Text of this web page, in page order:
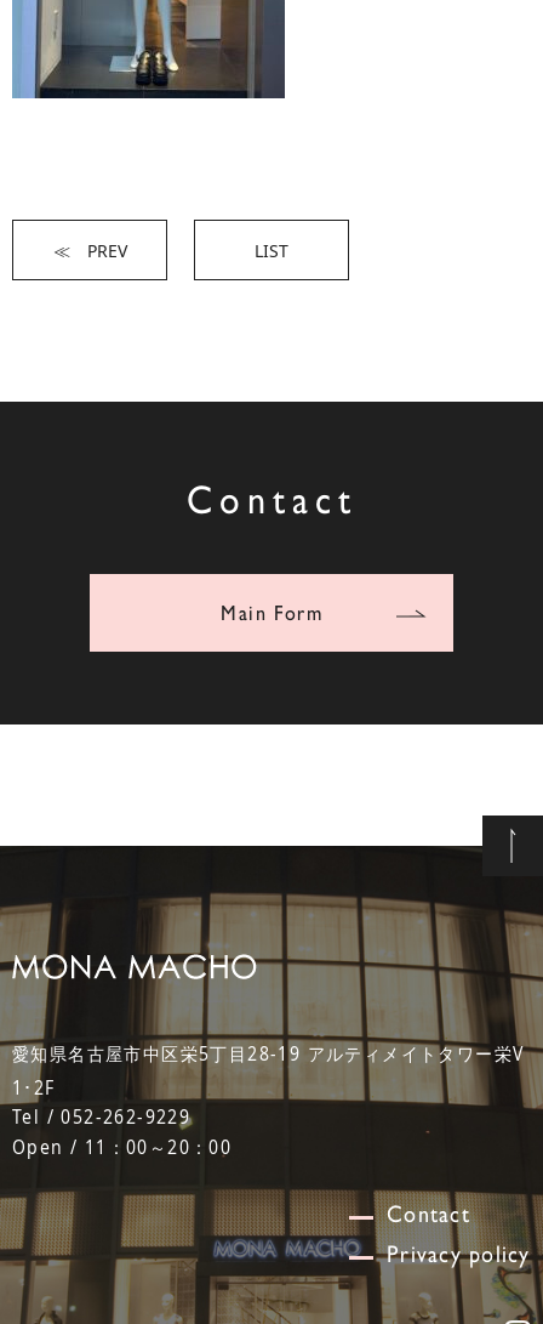
≪ PREV LIST
Contact
Main Form
愛知県名古屋市中区栄5丁目28-19 アルティメイトタワー栄V
1･2F
Tel / 052-262-9229
Open / 11：00～20：00
Contact
Privacy policy